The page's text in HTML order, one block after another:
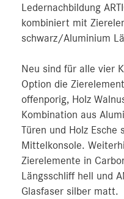
Ledernachbildung
kombiniert mit
schwarz/Aluminium
Neu sind für alle vier
Option die
offenporig, Holz
Kombination aus
Türen und Holz Esche
Mittelkonsole.
Zierelemente in
Längsschliff hell und
Glasfaser silber matt.